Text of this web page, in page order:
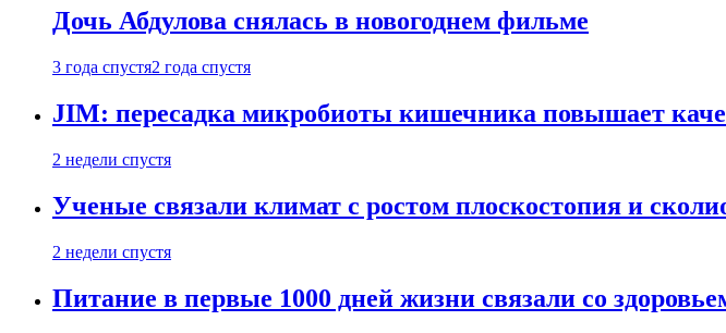
Дочь Абдулова снялась в новогоднем фильме
3 года спустя2 года спустя
JIM: пересадка микробиоты кишечника повышает
2 недели спустя
Ученые связали климат с ростом плоскостопия и
2 недели спустя
Питание в первые 1000 дней жизни связали со